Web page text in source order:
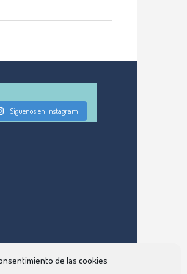
de las cookies
Síguenos en Instagram